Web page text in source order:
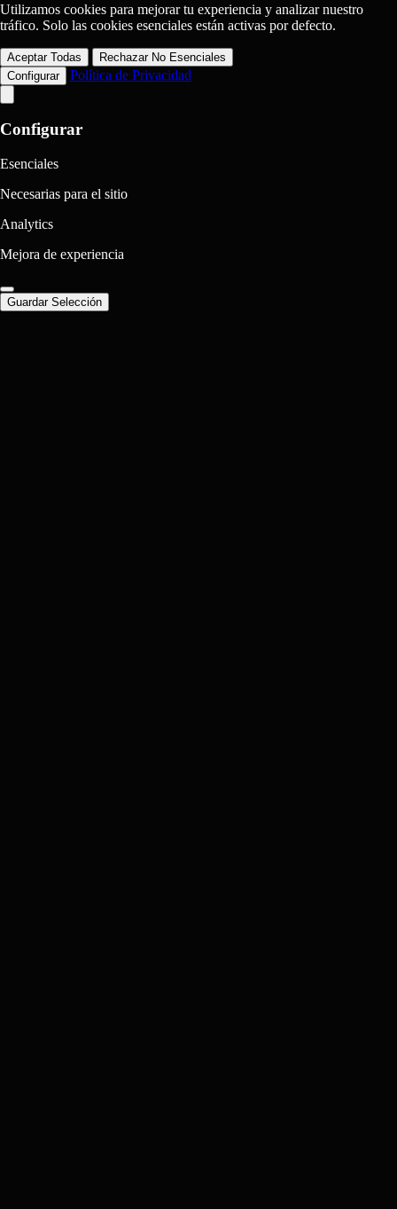
Utilizamos cookies para mejorar tu experiencia y analizar nuestro
tráfico. Solo las cookies esenciales están activas por defecto.
Aceptar Todas
Rechazar No Esenciales
Configurar
Política de Privacidad
Configurar
Esenciales
Necesarias para el sitio
Analytics
Mejora de experiencia
Guardar Selección